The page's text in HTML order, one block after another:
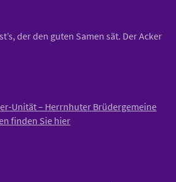
der den guten Samen sät. Der Acker
Unität – Herrnhuter Brüdergemeine
finden Sie hier